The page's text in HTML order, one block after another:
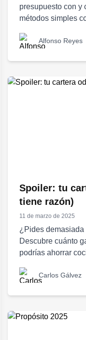
presupuesto con y
métodos simples
Alfonso Reyes
Spoiler: tu
tiene razón)
11 de marzo de 2025
¿Pides
Descubre cuánto
podrías ahorrar
Carlos Gálvez